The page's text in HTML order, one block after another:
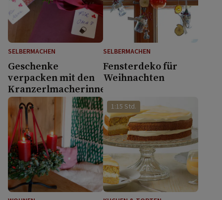
SELBERMACHEN
Geschenke
verpacken mit den
Kranzerlmacherinnen
SELBERMACHEN
Fensterdeko für
Weihnachten
1:15 Std.